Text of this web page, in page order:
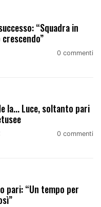
“Squadra in
0 commenti
la... Luce, soltanto pari
0 commenti
pari: “Un tempo per